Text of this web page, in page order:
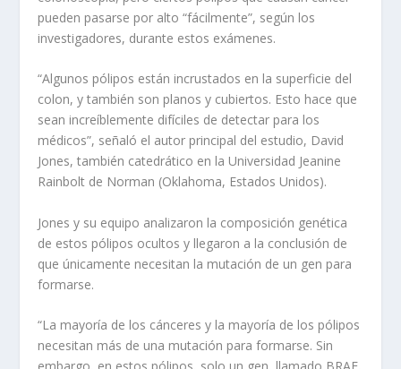
pueden pasarse por alto “fácilmente”, según los
investigadores, durante estos exámenes.
“Algunos pólipos están incrustados en la superficie del
colon, y también son planos y cubiertos. Esto hace que
sean increíblemente difíciles de detectar para los
médicos”, señaló el autor principal del estudio, David
Jones, también catedrático en la Universidad Jeanine
Rainbolt de Norman (Oklahoma, Estados Unidos).
Jones y su equipo analizaron la composición genética
de estos pólipos ocultos y llegaron a la conclusión de
que únicamente necesitan la mutación de un gen para
formarse.
“La mayoría de los cánceres y la mayoría de los pólipos
necesitan más de una mutación para formarse. Sin